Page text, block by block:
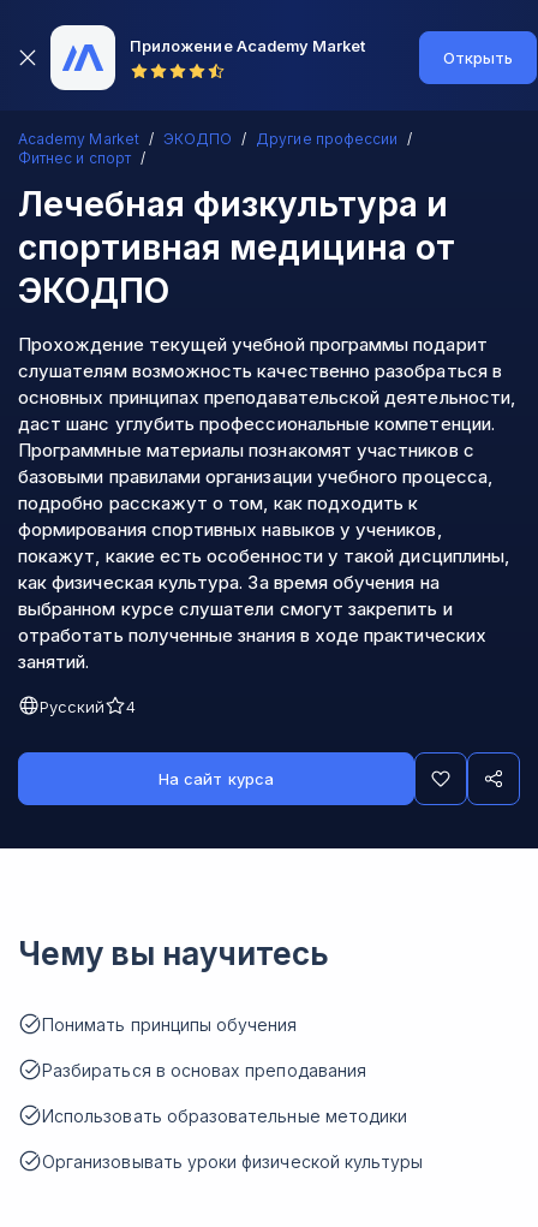
Приложение Academy Market
Открыть
Academy Market ЭКОДПО
Другие профессии
Фитнес и спорт
Лечебная физкультура и
спортивная медицина от
ЭКОДПО
Прохождение текущей учебной программы подарит
слушателям возможность качественно разобраться в
основных принципах преподавательской деятельности,
даст шанс углубить профессиональные компетенции.
Программные материалы познакомят участников с
базовыми правилами организации учебного процесса,
подробно расскажут о том, как подходить к
формирования спортивных навыков у учеников,
покажут, какие есть особенности у такой дисциплины,
как физическая культура. За время обучения на
выбранном курсе слушатели смогут закрепить и
отработать полученные знания в ходе практических
занятий.
Русский 4
На сайт курса
Чему вы научитесь
Понимать принципы обучения
Разбираться в основах преподавания
Использовать образовательные методики
Организовывать уроки физической культуры